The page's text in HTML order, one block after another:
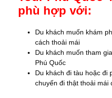
phù hợp với:
Du khách muốn khám
cách thoải mái
Du khách muốn tham
Phú Quốc
Du khách đi tàu hoặc đi
chuyến đi thật thoải mái